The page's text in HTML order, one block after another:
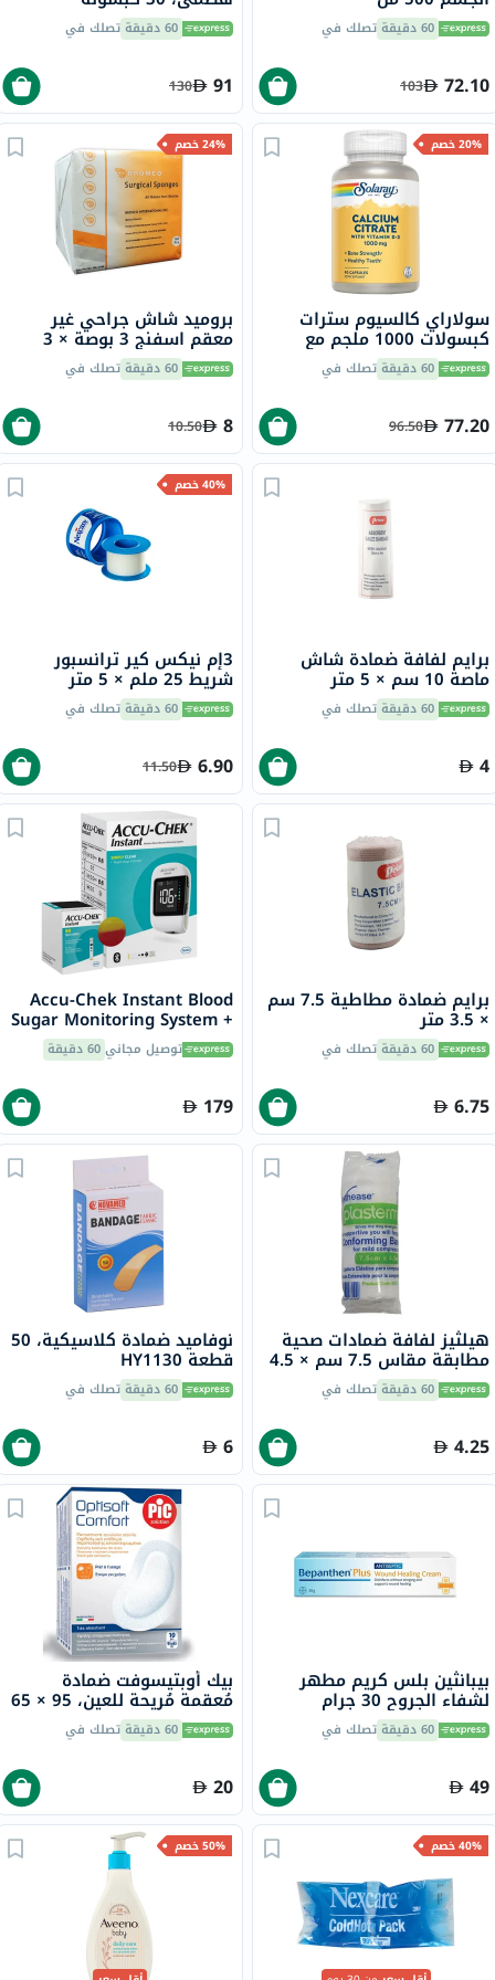
60 دقيقة تصلك في
72.10
103
60 دقيقة تصلك في
91
130
20% خصم
سولاراي كالسيوم سترات
كبسولات 1000 ملجم مع
فيتامين D3 حزمه من 9060 دقيقة تصلك في
77.20
96.50
24% خصم
بروميد شاش جراحي غير
معقم اسفنج 3 بوصة × 3
بوصة 8 طبقات 100 قطعة 60 دقيقة تصلك في
8
10.50
برايم لفافة ضمادة شاش
ماصة 10 سم × 5 متر
60 دقيقة تصلك في
4
40% خصم
3إم نيكس كير ترانسبور
شريط 25 ملم × 5 متر
60 دقيقة تصلك في
6.90
11.50
برايم ضمادة مطاطية 7.5 سم
× 3.5 متر
60 دقيقة تصلك في
6.75
Accu-Chek Instant Blood
Sugar Monitoring System +
50 Test Strips
توصيل مجاني60 دقيقة
179
هيلثيز لفافة ضمادات صحية
مطابقة مقاس 7.5 سم × 4.5
متر 1 قطعة 60 دقيقة تصلك في
4.25
نوفاميد ضمادة كلاسيكية، 50
قطعة HY1130
60 دقيقة تصلك في
6
بيبانثين بلس كريم مطهر
لشفاء الجروح 30 جرام
60 دقيقة تصلك في
49
بيك أوبتيسوفت ضمادة
مُعقمة مُريحة للعين، 95 × 65
ملم، 10 قطع 60 دقيقة تصلك في
20
40% خصم 50% خصم